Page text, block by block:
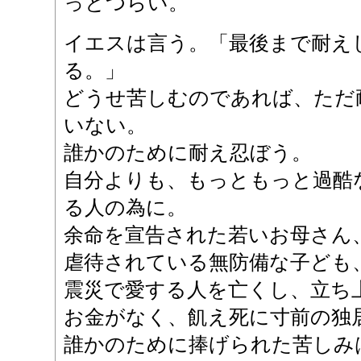
イエスは言う。「最後まで耐
る。」
どうせ苦しむのであれば、た
いない。
誰かのために耐え忍ぼう。
自分よりも、もっともっと過
る人の為に。
余命を宣告された若いお母さん
虐待されている無防備な子ども
震災で愛する人を亡くし、立
お金がなく、飢え死に寸前の
誰かのために捧げられた苦し